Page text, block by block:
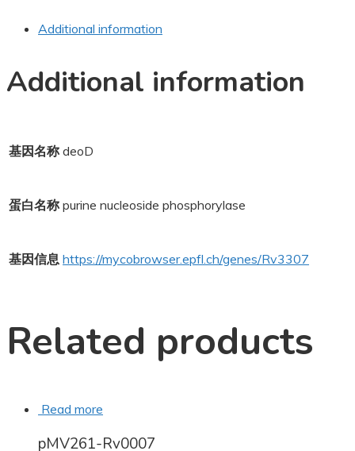
Additional information
Additional information
基因名称 deoD
蛋白名称 purine nucleoside phosphorylase
基因信息 https://mycobrowser.epfl.ch/genes/Rv3307
Related products
Read more
pMV261-Rv0007